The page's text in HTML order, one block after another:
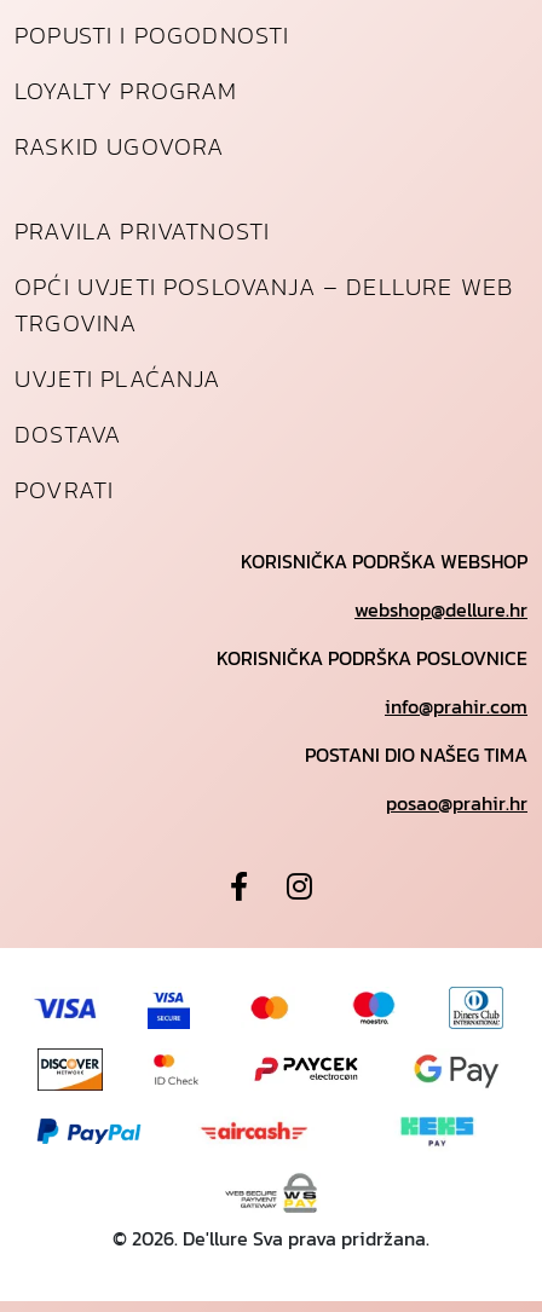
POPUSTI I POGODNOSTI
LOYALTY PROGRAM
RASKID UGOVORA
PRAVILA PRIVATNOSTI
OPĆI UVJETI POSLOVANJA – DELLURE WEB
TRGOVINA
UVJETI PLAĆANJA
DOSTAVA
POVRATI
KORISNIČKA PODRŠKA WEBSHOP
webshop@dellure.hr
KORISNIČKA PODRŠKA POSLOVNICE
info@prahir.com
POSTANI DIO NAŠEG TIMA
posao@prahir.hr
© 2026. De'llure Sva prava pridržana.